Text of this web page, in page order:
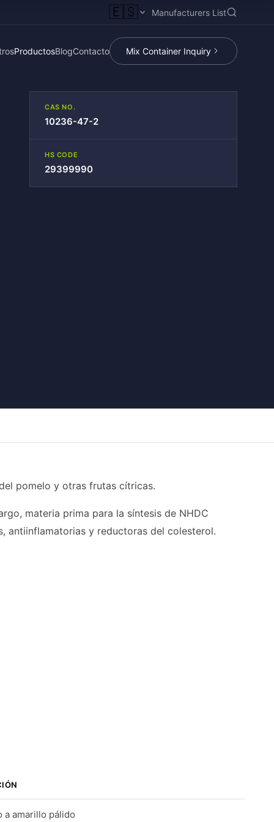
🇪🇸 Manufacturers List
ProductosBlogContacto Mix Container Inquiry
CAS NO.
10236-47-2
HS CODE
29399990
pomelo y otras frutas cítricas.
materia prima para la síntesis de NHDC
antiinflamatorias y reductoras del colesterol.
a amarillo pálido